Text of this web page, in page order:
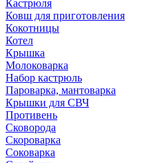
Кастрюля
Ковш для приготовления
Кокотницы
Котел
Крышка
Молоковарка
Набор кастрюль
Пароварка, мантоварка
Крышки для СВЧ
Противень
Сковорода
Скороварка
Соковарка